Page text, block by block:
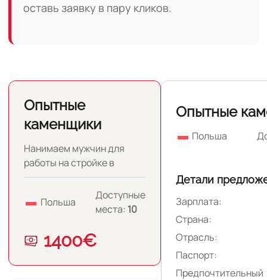
оставь заявку в пару кликов.
Опытные
каменщики
Нанимаем мужчин для
работы на стройке в
Польше.
Польша
Доступные
места: 10
1400€
Опытные
Польша
Детали
Зарплата:
Страна:
Отрасль:
Паспорт:
Предпочтительный